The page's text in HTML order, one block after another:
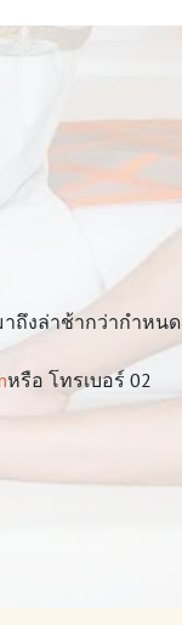
าถึงล่าช้ากว่ากำหนด
หรือ โทรเบอร์ 02